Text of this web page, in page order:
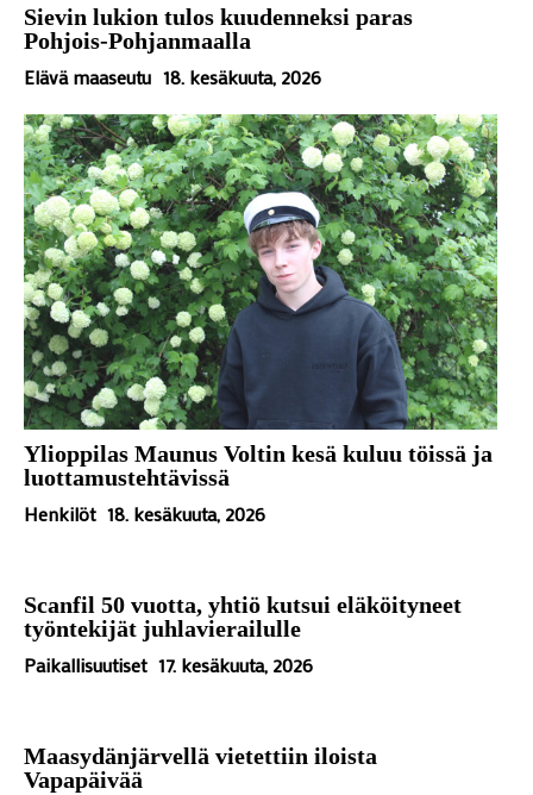
Sievin lukion tulos kuudenneksi paras
Pohjois-Pohjanmaalla
Elävä maaseutu 18. kesäkuuta, 2026
Ylioppilas Maunus Voltin kesä kuluu töissä ja
luottamustehtävissä
Henkilöt 18. kesäkuuta, 2026
Scanfil 50 vuotta, yhtiö kutsui eläköityneet
työntekijät juhlavierailulle
Paikallisuutiset 17. kesäkuuta, 2026
Maasydänjärvellä vietettiin iloista
Vapapäivää